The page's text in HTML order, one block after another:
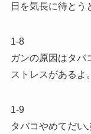
日を気長に待とう
1-8
ガンの原因はタバ
ストレスがあるよ。
1-9
タバコやめてだい